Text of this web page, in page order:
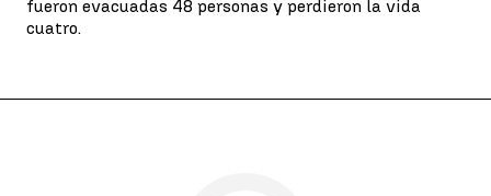
fueron evacuadas 48 personas y perdieron la vida
cuatro.